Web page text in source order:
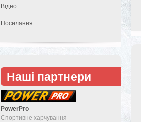
Відео
Посилання
Наші партнери
PowerPro
Спортивне харчування